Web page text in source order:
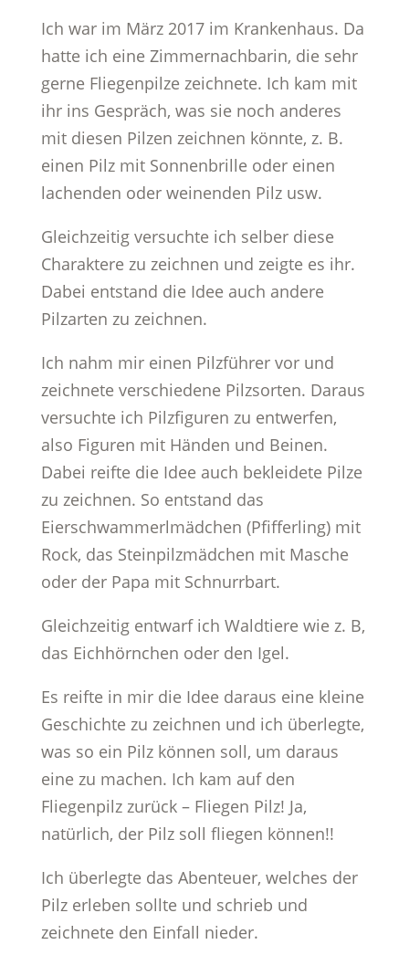
Ich war im März 2017 im Krankenhaus. Da
hatte ich eine Zimmernachbarin, die sehr
gerne Fliegenpilze zeichnete. Ich kam mit
ihr ins Gespräch, was sie noch anderes
mit diesen Pilzen zeichnen könnte, z. B.
einen Pilz mit Sonnenbrille oder einen
lachenden oder weinenden Pilz usw.
Gleichzeitig versuchte ich selber diese
Charaktere zu zeichnen und zeigte es ihr.
Dabei entstand die Idee auch andere
Pilzarten zu zeichnen.
Ich nahm mir einen Pilzführer vor und
zeichnete verschiedene Pilzsorten. Daraus
versuchte ich Pilzfiguren zu entwerfen,
also Figuren mit Händen und Beinen.
Dabei reifte die Idee auch bekleidete Pilze
zu zeichnen. So entstand das
Eierschwammerlmädchen (Pfifferling) mit
Rock, das Steinpilzmädchen mit Masche
oder der Papa mit Schnurrbart.
Gleichzeitig entwarf ich Waldtiere wie z. B,
das Eichhörnchen oder den Igel.
Es reifte in mir die Idee daraus eine kleine
Geschichte zu zeichnen und ich überlegte,
was so ein Pilz können soll, um daraus
eine zu machen. Ich kam auf den
Fliegenpilz zurück – Fliegen Pilz! Ja,
natürlich, der Pilz soll fliegen können!!
Ich überlegte das Abenteuer, welches der
Pilz erleben sollte und schrieb und
zeichnete den Einfall nieder.